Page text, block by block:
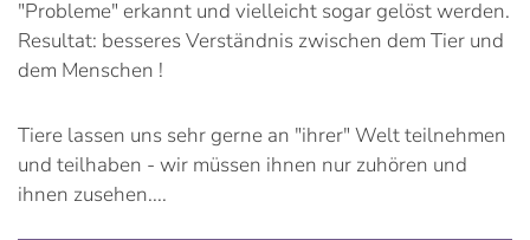
"Probleme" erkannt und vielleicht sogar gelöst werden.
Resultat: besseres Verständnis zwischen dem Tier und
dem Menschen !
Tiere lassen uns sehr gerne an "ihrer" Welt teilnehmen
und teilhaben - wir müssen ihnen nur zuhören und
ihnen zusehen....